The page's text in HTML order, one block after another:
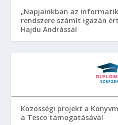
„Napjainkban az
rendszere számít igazán
Hajdu Andrással
Közösségi projekt a
a Tesco támogatásával